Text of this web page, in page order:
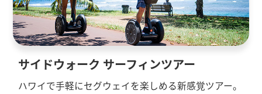
サイドウォーク サーフィンツアー
ハワイで手軽にセグウェイを楽しめる新感覚ツアー。